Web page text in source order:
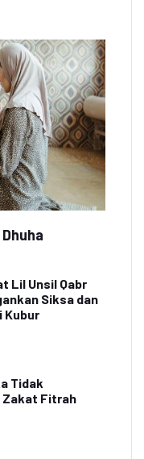
Lil Unsil Qabr
Siksa dan
Kubur
Tidak
Zakat Fitrah